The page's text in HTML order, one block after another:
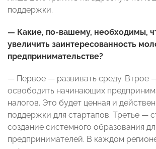
поддержки.
— Какие, по-вашему, необходимы,
увеличить заинтересованность
предпринимательстве?
— Первое — развивать среду. Втрое
освободить начинающих
налогов. Это будет ценная и
поддержки для стартапов. Третье —
создание системного образования
предпринимателей. В каждом